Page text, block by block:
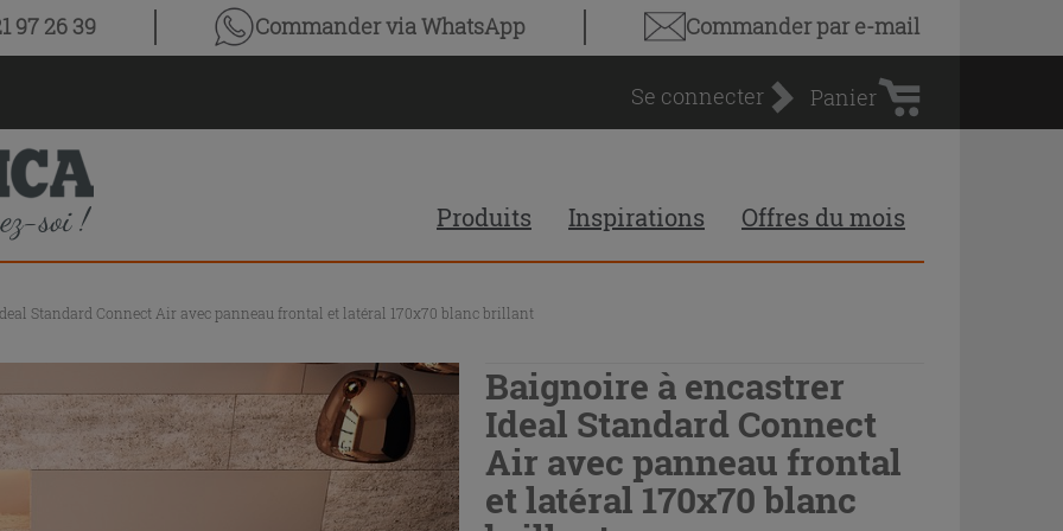
97 26 39 Commander via WhatsApp Commander par e-mail
Se connecter
d'achat
Panier
Produits Inspirations Offres du mois
Standard Connect Air avec panneau frontal et latéral 170x70 blanc brillant
Baignoire à encastrer
Ideal Standard Connect
Air avec panneau frontal
et latéral 170x70 blanc